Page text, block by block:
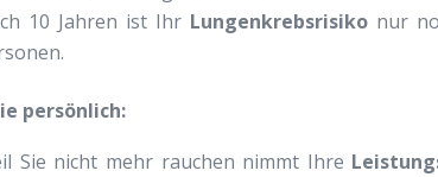
10 Jahren ist Ihr Lungenkrebsrisiko nur
persönlich:
Sie nicht mehr rauchen nimmt Ihre